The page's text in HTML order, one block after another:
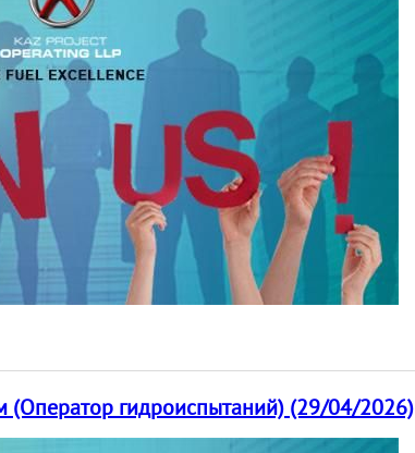
(Оператор гидроиспытаний) (29/04/2026)